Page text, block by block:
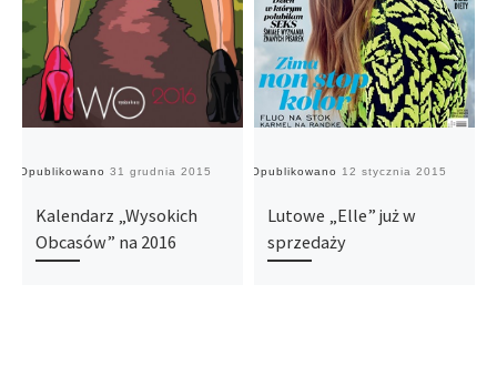
Opublikowano 31 grudnia 2015
Kalendarz „Wysokich
Obcasów” na 2016
Opublikowano 12 stycznia 2015
Lutowe „Elle” już w
sprzedaży